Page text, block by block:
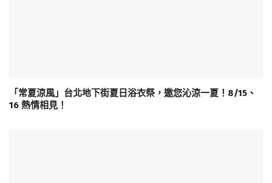
「常夏涼風」台北地下街夏日浴衣祭，邀您沁涼一夏！8/15、
16 熱情相見！